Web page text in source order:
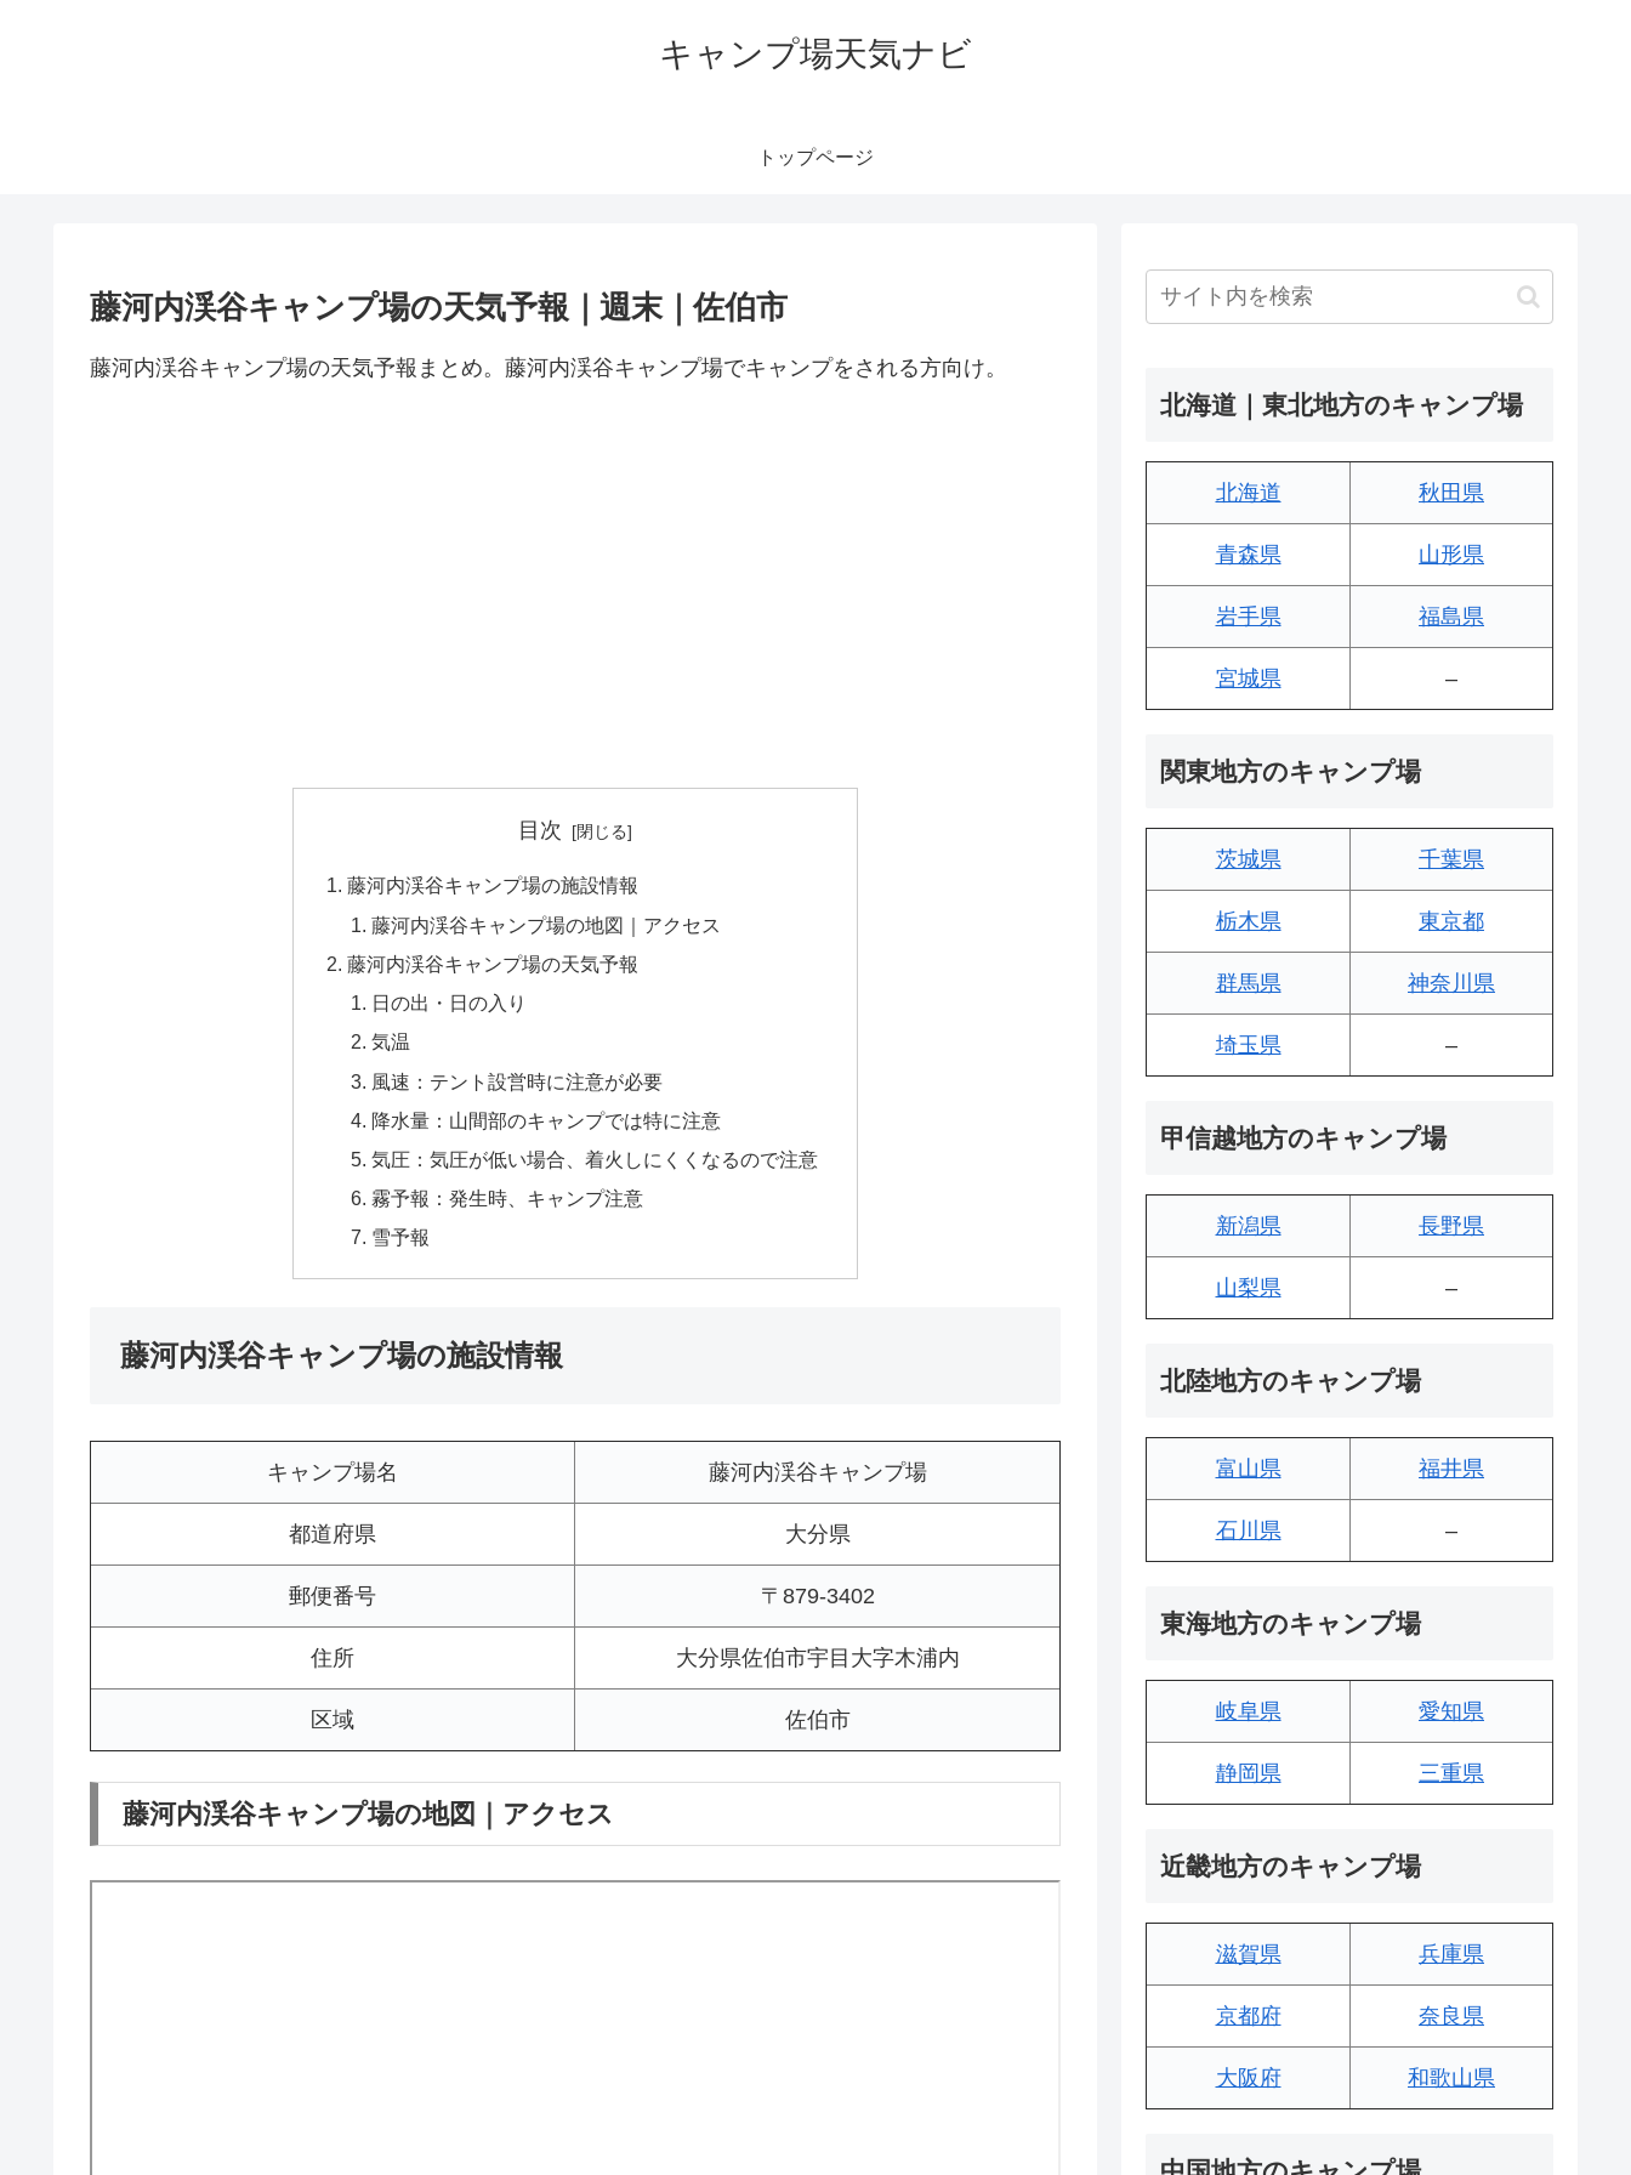
キャンプ場天気ナビ
トップページ
藤河内渓谷キャンプ場の天気予報｜週末｜佐伯市
藤河内渓谷キャンプ場の天気予報まとめ。藤河内渓谷キャンプ場でキャンプをされる方向け。
目次
藤河内渓谷キャンプ場の施設情報
藤河内渓谷キャンプ場の地図｜アクセス
藤河内渓谷キャンプ場の天気予報
日の出・日の入り
気温
風速：テント設営時に注意が必要
降水量：山間部のキャンプでは特に注意
気圧：気圧が低い場合、着火しにくくなるので注意
霧予報：発生時、キャンプ注意
雪予報
藤河内渓谷キャンプ場の施設情報
キャンプ場名 藤河内渓谷キャンプ場
都道府県 大分県
郵便番号 〒879-3402
住所 大分県佐伯市宇目大字木浦内
区域 佐伯市
藤河内渓谷キャンプ場の地図｜アクセス
北海道｜東北地方のキャンプ場
北海道 秋田県
青森県 山形県
岩手県 福島県
宮城県 –
関東地方のキャンプ場
茨城県 千葉県
栃木県 東京都
群馬県 神奈川県
埼玉県 –
甲信越地方のキャンプ場
新潟県 長野県
山梨県 –
北陸地方のキャンプ場
富山県 福井県
石川県 –
東海地方のキャンプ場
岐阜県 愛知県
静岡県 三重県
近畿地方のキャンプ場
滋賀県 兵庫県
京都府 奈良県
大阪府 和歌山県